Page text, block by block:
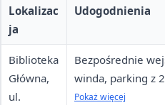
Lokalizac
ja
Udogodnienia
Biblioteka
Główna,
ul.
Bezpośrednie
winda, parking z
osób z
Pokaż więcej